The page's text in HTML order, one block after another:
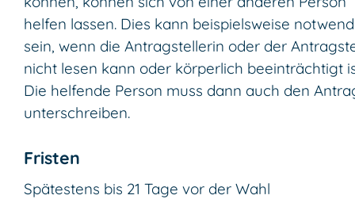
helfen lassen. Dies kann beispielsweise
sein, wenn die Antragstellerin oder der
nicht lesen kann oder körperlich beeinträchtigt
Die helfende Person muss dann auch den
unterschreiben.
Fristen
Spätestens bis 21 Tage vor der Wahl